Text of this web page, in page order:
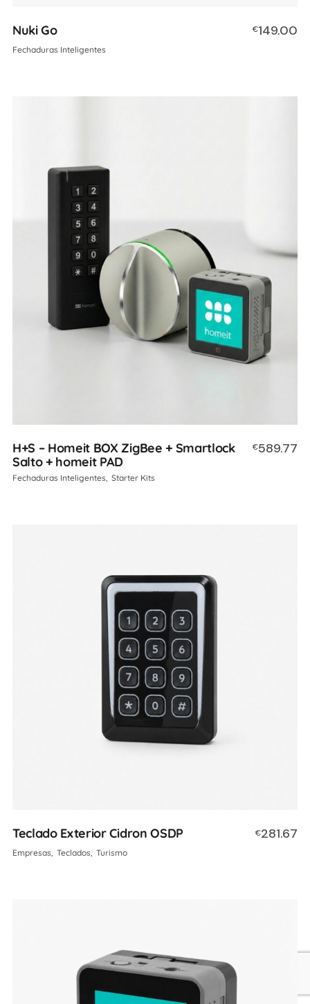
Nuki Go €149.00
Fechaduras Inteligentes
H+S – Homeit BOX ZigBee + Smartlock
Salto + homeit PAD
€589.77
Fechaduras Inteligentes Starter Kits
Teclado Exterior Cidron OSDP €281.67
Empresas Teclados Turismo